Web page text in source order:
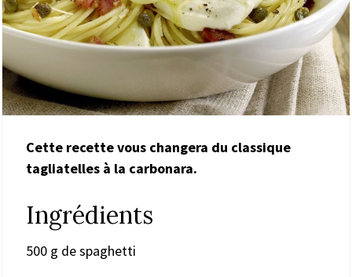
Cette recette vous changera du classique
tagliatelles à la carbonara.
Ingrédients
500 g de spaghetti